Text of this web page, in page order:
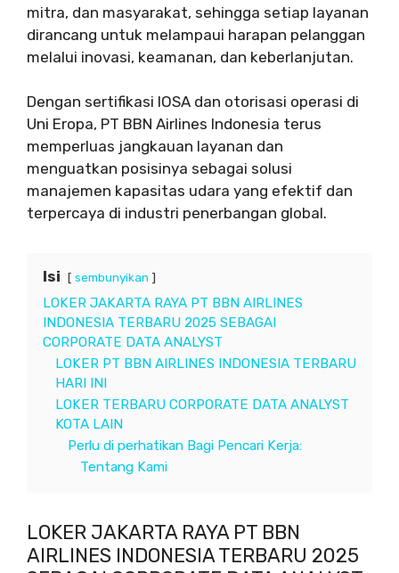
mitra, dan masyarakat, sehingga setiap layanan
dirancang untuk melampaui harapan pelanggan
melalui inovasi, keamanan, dan keberlanjutan.
Dengan sertifikasi IOSA dan otorisasi operasi di
Uni Eropa, PT BBN Airlines Indonesia terus
memperluas jangkauan layanan dan
menguatkan posisinya sebagai solusi
manajemen kapasitas udara yang efektif dan
terpercaya di industri penerbangan global.
Isi sembunyikan
LOKER JAKARTA RAYA PT BBN AIRLINES
INDONESIA TERBARU 2025 SEBAGAI
CORPORATE DATA ANALYST
LOKER PT BBN AIRLINES INDONESIA TERBARU
HARI INI
LOKER TERBARU CORPORATE DATA ANALYST
KOTA LAIN
Perlu di perhatikan Bagi Pencari Kerja:
Tentang Kami
LOKER JAKARTA RAYA PT BBN
AIRLINES INDONESIA TERBARU 2025